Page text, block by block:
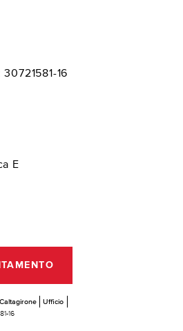
16
E
Caltagirone
Ufficio
16